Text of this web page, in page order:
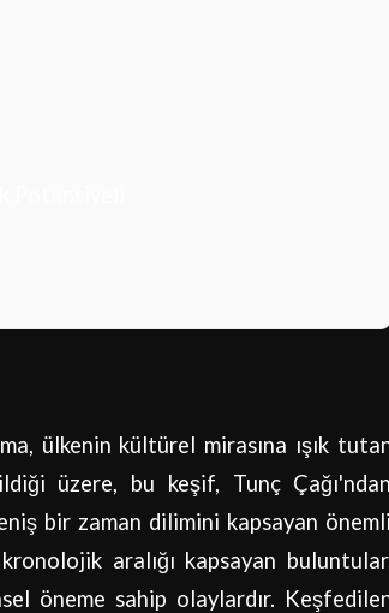
ülkenin kültürel mirasına ışık
üzere, bu keşif, Tunç Çağı'ndan
bir zaman dilimini kapsayan önemli
aralığı kapsayan
öneme sahip olaylardır.